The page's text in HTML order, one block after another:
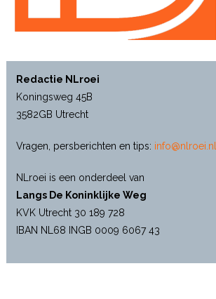
Redactie NLroei
Koningsweg 45B
3582GB Utrecht
Vragen, persberichten en tips: info@nlroei.nl
NLroei is een onderdeel van
Langs De Koninklijke Weg
KVK Utrecht 30 189 728
IBAN NL68 INGB 0009 6067 43